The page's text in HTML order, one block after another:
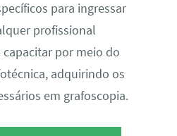
para ingressar
profissional
por meio do
adquirindo os
em grafoscopia.